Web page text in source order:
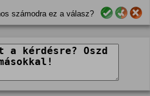
számodra ez a válasz?